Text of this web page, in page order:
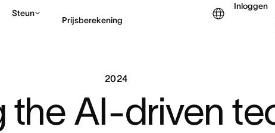
Steun
Prijsberekening
Inloggen
2024
the AI-driven